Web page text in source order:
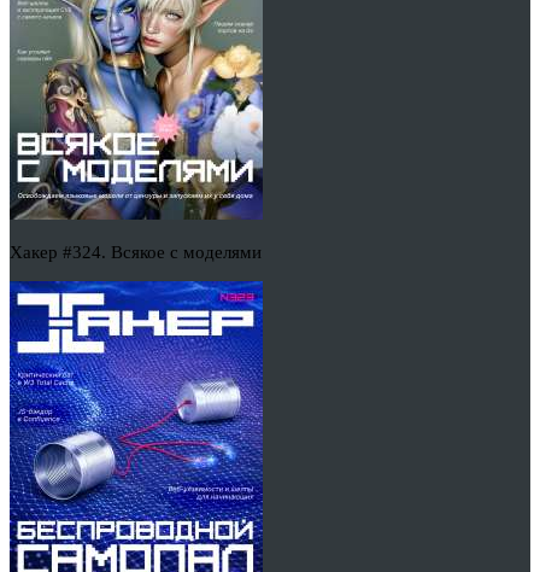
Хакер #324. Всякое с моделями